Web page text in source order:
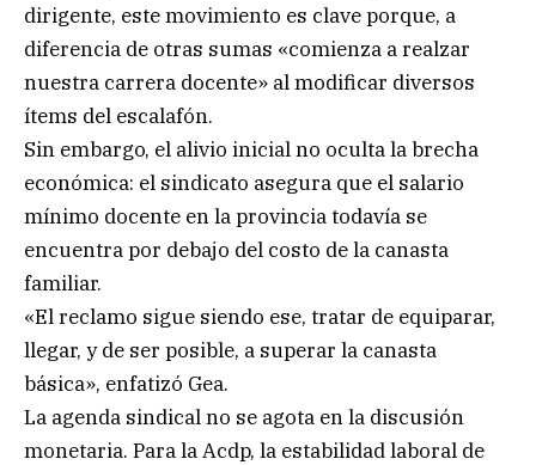
dirigente, este movimiento es clave porque, a
diferencia de otras sumas «comienza a realzar
nuestra carrera docente» al modificar diversos
ítems del escalafón.
Sin embargo, el alivio inicial no oculta la brecha
económica: el sindicato asegura que el salario
mínimo docente en la provincia todavía se
encuentra por debajo del costo de la canasta
familiar.
«El reclamo sigue siendo ese, tratar de equiparar,
llegar, y de ser posible, a superar la canasta
básica», enfatizó Gea.
La agenda sindical no se agota en la discusión
monetaria. Para la Acdp, la estabilidad laboral de